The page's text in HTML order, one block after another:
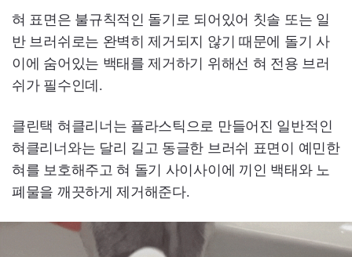
혀 표면은 불규칙적인 돌기로 되어있어 칫솔 또는 일
반 브러쉬로는 완벽히 제거되지 않기 때문에 돌기 사
이에 숨어있는 백태를 제거하기 위해선 혀 전용 브러
쉬가 필수인데.
클린택 혀클리너는 플라스틱으로 만들어진 일반적인
혀클리너와는 달리 길고 동글한 브러쉬 표면이 예민한
혀를 보호해주고 혀 돌기 사이사이에 끼인 백태와 노
폐물을 깨끗하게 제거해준다.